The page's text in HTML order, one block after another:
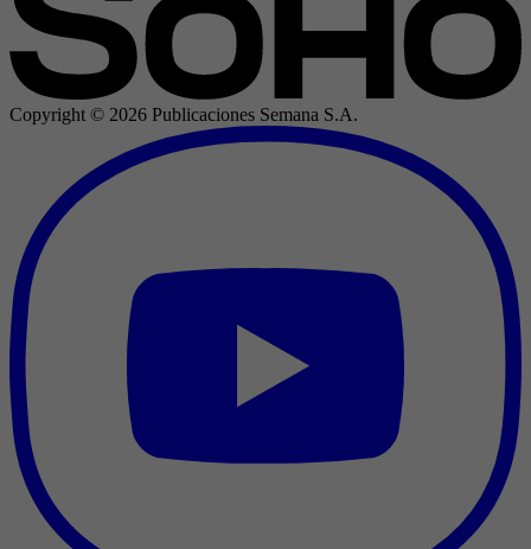
Copyright © 2026 Publicaciones Semana S.A.